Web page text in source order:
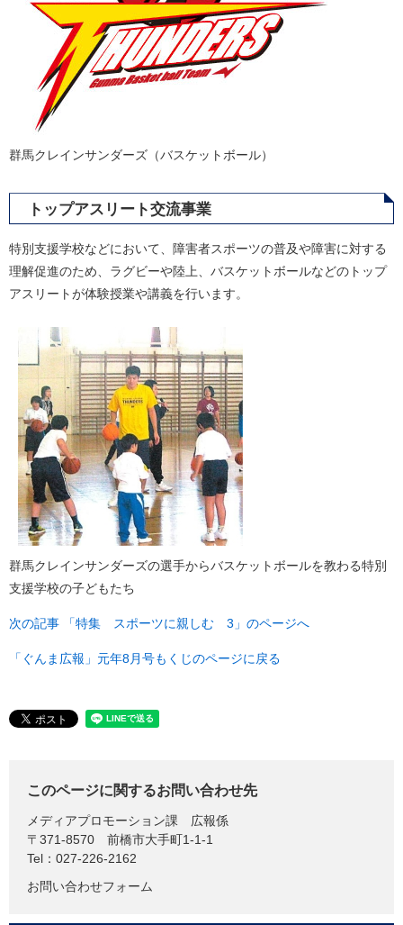
群馬クレインサンダーズ（バスケットボール）
トップアスリート交流事業
特別支援学校などにおいて、障害者スポーツの普及や障害に対する
理解促進のため、ラグビーや陸上、バスケットボールなどのトップ
アスリートが体験授業や講義を行います。
群馬クレインサンダーズの選手からバスケットボールを教わる特別
支援学校の子どもたち
次の記事 「特集 スポーツに親しむ 3」のページへ
「ぐんま広報」元年8月号もくじのページに戻る
このページに関するお問い合わせ先
メディアプロモーション課
広報係
〒371-8570
前橋市大手町1-1-1
Tel：027-226-2162
お問い合わせフォーム